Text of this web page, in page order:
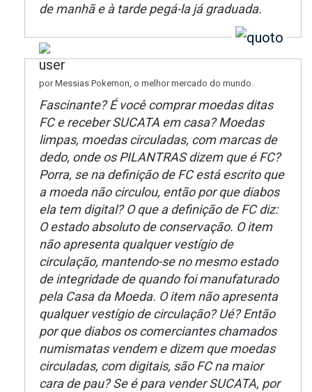
de manhã e à tarde pegá-la já graduada.
por Messias Pokemon, o melhor mercado do mundo.
Fascinante? É você comprar moedas ditas
FC e receber SUCATA em casa? Moedas
limpas, moedas circuladas, com marcas de
dedo, onde os PILANTRAS dizem que é FC?
Porra, se na definição de FC está escrito que
a moeda não circulou, então por que diabos
ela tem digital? O que a definição de FC diz:
O estado absoluto de conservação. O item
não apresenta qualquer vestígio de
circulação, mantendo-se no mesmo estado
de integridade de quando foi manufaturado
pela Casa da Moeda. O item não apresenta
qualquer vestígio de circulação? Ué? Então
por que diabos os comerciantes chamados
numismatas vendem e dizem que moedas
circuladas, com digitais, são FC na maior
cara de pau? Se é para vender SUCATA, por